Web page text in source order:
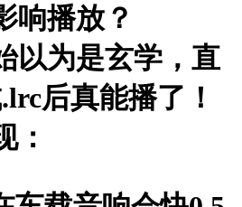
响播放？
以为是玄学，直
后真能播了！
：